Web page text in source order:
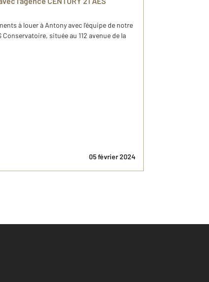
à louer à Antony avec l'équipe de notre
Conservatoire, située au 112 avenue de la
05 février 2024